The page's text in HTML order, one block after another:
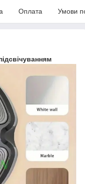
Оплата Умови